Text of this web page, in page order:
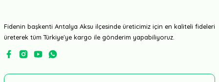
Fidenin başkenti Antalya Aksu ilçesinde üreticimiz için en kaliteli fideleri
üreterek tüm Türkiye'ye kargo ile gönderim yapabiliyoruz.